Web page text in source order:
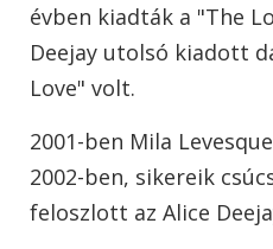
évben kiadták a "The
Deejay utolsó kiadott
Love" volt.
2001-ben Mila
2002-ben, sikereik
feloszlott az Alice